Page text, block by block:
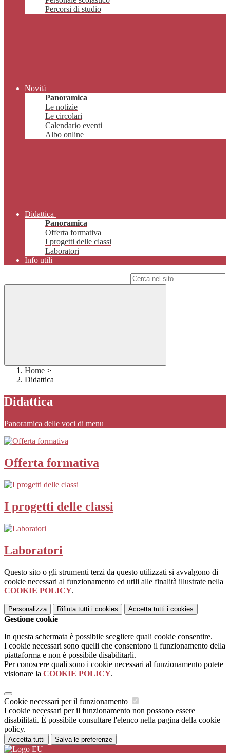
Percorsi di studio
Novità
Panoramica
Le notizie
Le circolari
Calendario eventi
Albo online
Didattica
Panoramica
Offerta formativa
I progetti delle classi
Laboratori
Info utili
Home >
Didattica
Didattica
Panoramica delle voci di menu
Offerta formativa
I progetti delle classi
Laboratori
Questo sito o gli strumenti terzi da questo utilizzati si avvalgono di
cookie necessari al funzionamento ed utili alle finalità illustrate nella
COOKIE POLICY.
Personalizza Rifiuta tutti i cookies Accetta tutti i cookies
Gestione cookie
In questa schermata è possibile scegliere quali cookie consentire.
I cookie necessari sono quelli che consentono il funzionamento della
piattaforma e non è possibile disabilitarli.
Per conoscere quali sono i cookie necessari al funzionamento potete
visionare la COOKIE POLICY.
Cookie necessari per il funzionamento
I cookie necessari per il funzionamento non possono essere
disabilitati. È possibile consultare l'elenco nella pagina della cookie
policy.
Accetta tutti Salva le preferenze